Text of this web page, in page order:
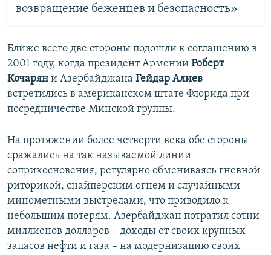
возвращение беженцев и безопасность»
Ближе всего две стороны подошли к соглашению в
2001 году, когда президент Армении Роберт
Кочарян и Азербайджана Гейдар Алиев
встретились в американском штате Флорида при
посредничестве Минской группы.
На протяжении более четверти века обе стороны
сражались на так называемой линии
соприкосновения, регулярно обмениваясь гневной
риторикой, снайперским огнем и случайными
минометными выстрелами, что приводило к
небольшим потерям. Азербайджан потратил сотни
миллионов долларов – доходы от своих крупных
запасов нефти и газа – на модернизацию своих